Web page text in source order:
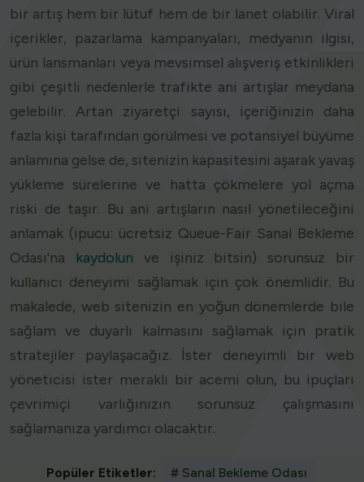
bir artış hem bir lütuf hem de bir lanet olabilir. Viral
içerikler, pazarlama kampanyaları, medyanın ilgisi,
ürün lansmanları veya mevsimsel alışveriş etkinlikleri
gibi çeşitli nedenlerle trafikte ani artışlar meydana
gelebilir. Artan ziyaretçi sayısı, içeriğinizin daha
fazla kişi tarafından görülmesi ve potansiyel büyüme
anlamına gelse de, sitenizin kapasitesini aşarak yavaş
yükleme sürelerine ve hatta çökmelere yol açma
riski de taşır. Bu ani artışların nasıl yönetileceğini
anlamak (ipucu: ücretsiz Queue-Fair Sanal Bekleme
Odası'na kaydolun ve işiniz bitsin) sorunsuz bir
kullanıcı deneyimi sağlamak için çok önemlidir. Bu
makalede, web sitenizin en yoğun dönemlerde bile
sağlam ve duyarlı kalmasını sağlamak için pratik
stratejiler paylaşacağız. İster deneyimli bir web
yöneticisi ister meraklı bir acemi olun, bu ipuçları
çevrimiçi varlığınızın sorunsuz çalışmasını
sağlamanıza yardımcı olacaktır.
Popüler Etiketler: # Sanal Bekleme Odası